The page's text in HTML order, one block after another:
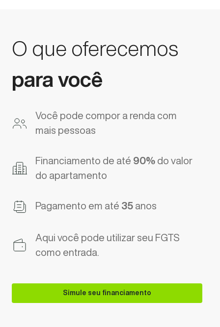
O que oferecemos
para você
Você pode compor a renda com
mais pessoas
Financiamento de até 90% do valor
do apartamento
Pagamento em até 35 anos
Aqui você pode utilizar seu FGTS
como entrada.
Simule seu financiamento